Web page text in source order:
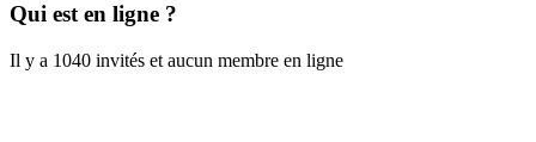
Qui est en ligne ?
Il y a 1040 invités et aucun membre en ligne